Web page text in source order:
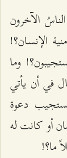
الآخرون
الإنسان؟!
وما
في أن يأتي
دعوة
أو كانت له
ما؟!